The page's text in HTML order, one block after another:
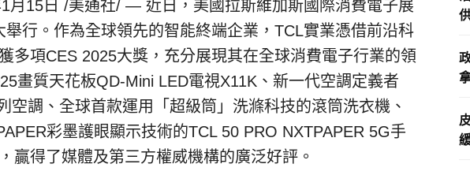
月15日 /美通社/ — 近日，美國拉斯維加斯國際消費電子展
舉行。作為全球領先的智能終端企業， TCL實業憑借前沿科
多項CES 2025大獎，充分展現其在全球消費電子行業的領
畫質天花板QD-Mini LED電視X11K 、新一代空調定義者
空調、全球首款運用「 超級筒」 洗滌科技的滾筒洗衣機、
彩墨護眼顯示技術的TCL 50 PRO NXTPAPER 5G手
贏得了媒體及第三方權威機構的廣泛好評。